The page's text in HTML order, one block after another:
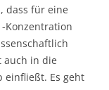
dass für eine
Konzentration
auch in die
einfließt. Es geht